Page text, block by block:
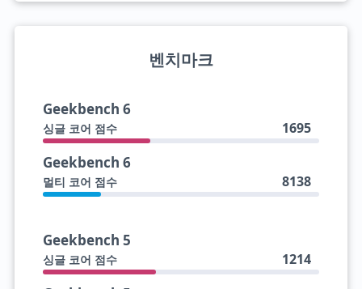
벤치마크
Geekbench 6
싱글 코어 점수 1695
Geekbench 6
멀티 코어 점수 8138
Geekbench 5
싱글 코어 점수 1214